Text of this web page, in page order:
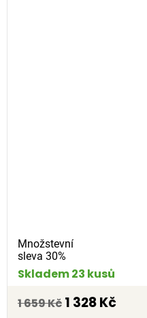
Množstevní
sleva 30%
Skladem 23 kusů
1 659 Kč 1 328 Kč